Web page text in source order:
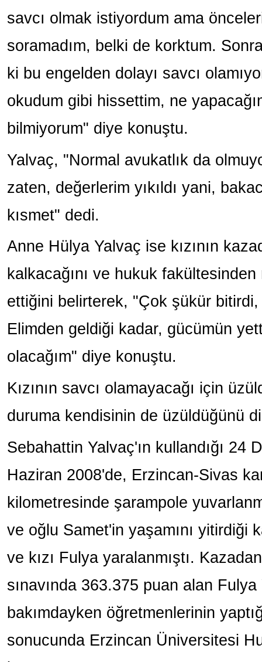
savcı olmak istiyordum ama
soramadım, belki de korktum.
ki bu engelden dolayı savcı
okudum gibi hissettim, ne
bilmiyorum" diye konuştu.
Yalvaç, "Normal avukatlık da
zaten, değerlerim yıkıldı yani,
kısmet" dedi.
Anne Hülya Yalvaç ise kızının
kalkacağını ve hukuk
ettiğini belirterek, "Çok şükür bitirdi,
Elimden geldiği kadar, gücümün
olacağım" diye konuştu.
Kızının savcı olamayacağı için
duruma kendisinin de üzüldüğünü
Sebahattin Yalvaç'ın kullandığı 24
Haziran 2008'de, Erzincan-Sivas
kilometresinde şarampole
ve oğlu Samet'in yaşamını yitirdiği
ve kızı Fulya yaralanmıştı.
sınavında 363.375 puan alan
bakımdayken öğretmenlerinin
sonucunda Erzincan Üniversitesi